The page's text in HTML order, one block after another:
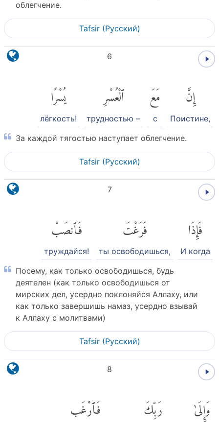
облегчение.
Tafsir (Pусский)
6
إِنَّ
Поистине,
مَعَ
с
ٱلْعُسْرِ
трудностью –
يُسْرًا
лёгкость!
За каждой тягостью наступает облегчение.
Tafsir (Pусский)
7
فَإِذَا
И когда
فَرَغْتَ
ты освободишься,
فَٱنصَبْ
труждайся!
Посему, как только освободишься, будь
деятелен (как только освободишься от
мирских дел, усердно поклоняйся Аллаху, или
как только завершишь намаз, усердно взывай
к Аллаху с молитвами)
Tafsir (Pусский)
8
وَإِلَىٰ رَبِّكَ فَٱرْغَب